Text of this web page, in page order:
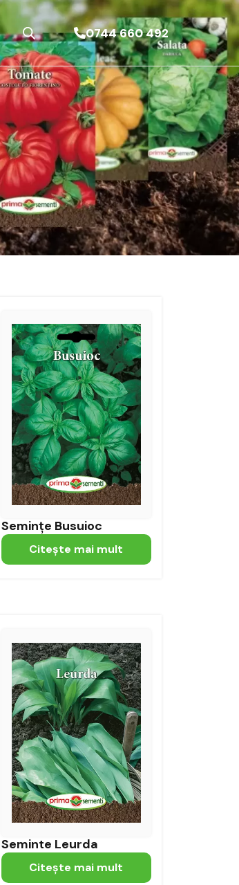
0744 660 492
Semințe Busuioc
Citeşte mai mult
Seminte Leurda
Citeşte mai mult